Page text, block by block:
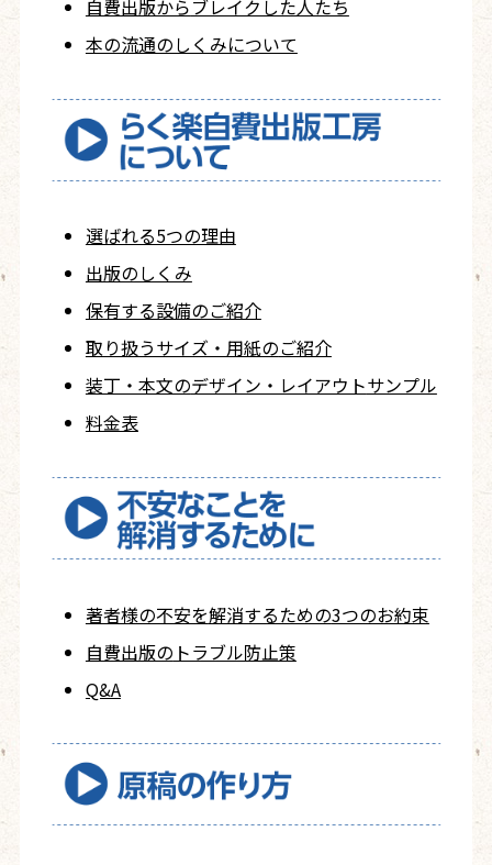
自費出版からブレイクした人たち
本の流通のしくみについて
選ばれる5つの理由
出版のしくみ
保有する設備のご紹介
取り扱うサイズ・用紙のご紹介
装丁・本文のデザイン・レイアウトサンプル
料金表
著者様の不安を解消するための3つのお約束
自費出版の トラブル防止策
Q&A